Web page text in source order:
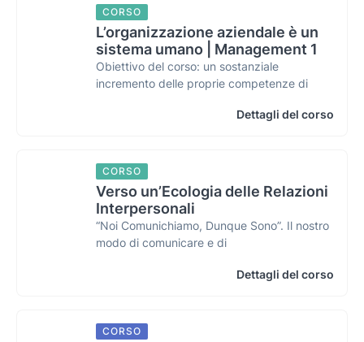
CORSO
L’organizzazione aziendale è un
sistema umano | Management 1
Obiettivo del corso: un sostanziale
incremento delle proprie competenze di
Dettagli del corso
CORSO
Verso un’Ecologia delle Relazioni
Interpersonali
“Noi Comunichiamo, Dunque Sono”. Il nostro
modo di comunicare e di
Dettagli del corso
CORSO